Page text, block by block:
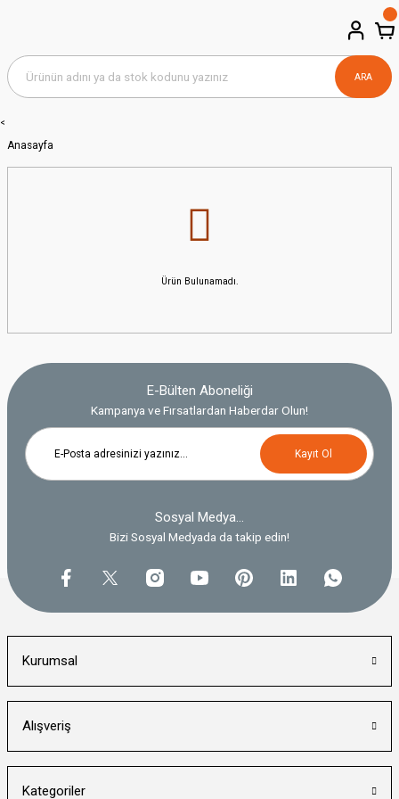
ARA
<
Anasayfa
Ürün Bulunamadı.
E-Bülten Aboneliği
Kampanya ve Fırsatlardan Haberdar Olun!
Kayıt Ol
Sosyal Medya...
Bizi Sosyal Medyada da takip edin!
Kurumsal
Alışveriş
Kategoriler